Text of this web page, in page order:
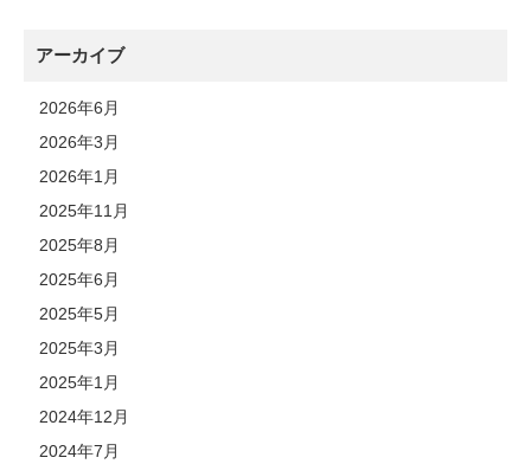
アーカイブ
2026年6月
2026年3月
2026年1月
2025年11月
2025年8月
2025年6月
2025年5月
2025年3月
2025年1月
2024年12月
2024年7月